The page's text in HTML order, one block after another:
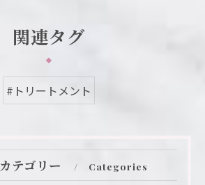
関連タグ
#トリートメント
カテゴリー Categories